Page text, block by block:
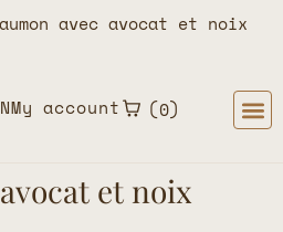
avec avocat et noix
My account 0
et noix